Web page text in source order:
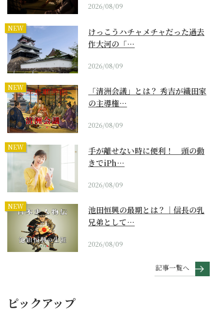
2026/08/09
NEW
けっこうハチャメチャだった過去
作大河の「…
2026/08/09
NEW
「清洲会議」とは？ 秀吉が織田家
の主導権…
2026/08/09
NEW
手が離せない時に便利！ 頭の動
きでiPh…
2026/08/09
NEW
池田恒興の最期とは？｜信長の乳
兄弟として…
2026/08/09
記事一覧へ
ピックアップ